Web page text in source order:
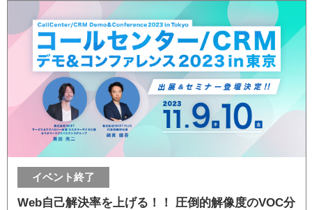
イベント終了
Web自己解決率を上げる！！ 圧倒的解像度のVOC分